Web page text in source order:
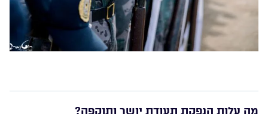
מה עלות הנפקת תעודת יושר ותוקפה?